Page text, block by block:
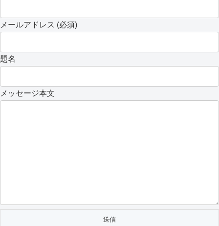
メールアドレス (必須)
題名
メッセージ本文